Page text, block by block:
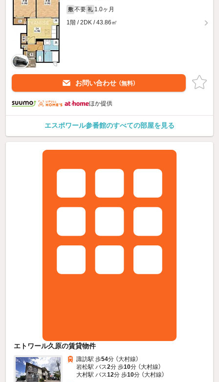
敷 不要 礼 1.0ヶ月
1階 / 2DK / 43.86㎡
お問い合わせ （無料）
ほか提供
エスポワール参番館のすべての部屋を見る
エトワール久原の賃貸物件
諏訪駅 歩54分 （大村線）
岩松駅 バス2分 歩10分 （大村線）
大村駅 バス12分 歩10分 （大村線）